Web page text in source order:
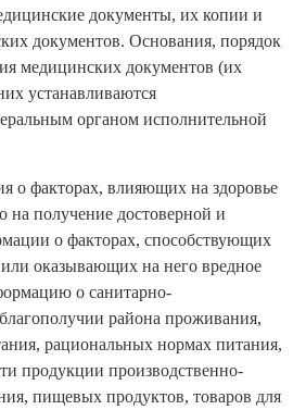
документы, их копии и
документов. Основания, порядок
медицинских документов (их
устанавливаются
органом исполнительной
о факторах, влияющих на здоровье
на получение достоверной и
о факторах, способствующих
оказывающих на него вредное
о санитарно-
района проживания,
рациональных нормах питания,
продукции производственно-
пищевых продуктов, товаров для